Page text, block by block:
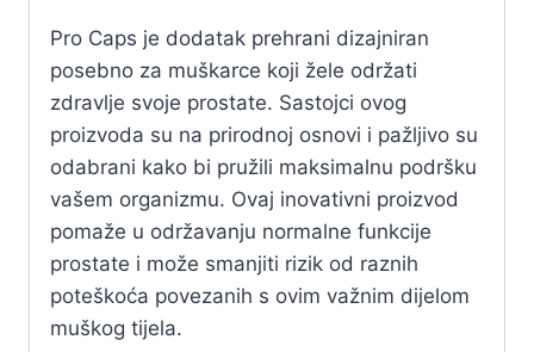
Pro Caps je dodatak prehrani dizajniran
posebno za muškarce koji žele održati
zdravlje svoje prostate. Sastojci ovog
proizvoda su na prirodnoj osnovi i pažljivo su
odabrani kako bi pružili maksimalnu podršku
vašem organizmu. Ovaj inovativni proizvod
pomaže u održavanju normalne funkcije
prostate i može smanjiti rizik od raznih
poteškoća povezanih s ovim važnim dijelom
muškog tijela.